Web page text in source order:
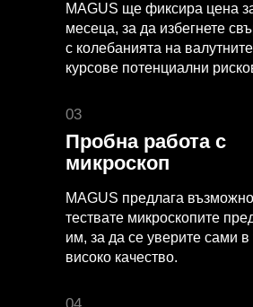
MAGUS ще фиксира цена
месеца, за да избегнете
с колебанията на валутните
курсове потенциални
03
Пробна работа с
микроскоп
MAGUS предлага
тествате микроскопите
им, за да се уверите сами в
високо качество.